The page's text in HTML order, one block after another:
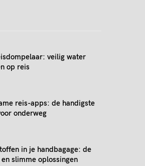
veilig water
op reis
reis-apps: de handigste
onderweg
in je handbagage: de
slimme oplossingen